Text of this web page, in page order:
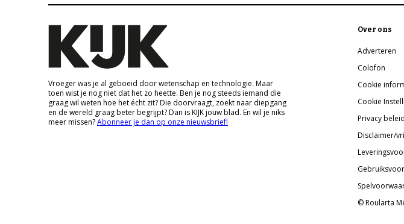
Vroeger was je al geboeid door wetenschap en technologie. Maar
toen wist je nog niet dat het zo heette. Ben je nog steeds iemand die
graag wil weten hoe het écht zit? Die doorvraagt, zoekt naar diepgang
en de wereld graag beter begrijpt? Dan is KIJK jouw blad. En wil je niks
meer missen?Abonneer je dan op onze nieuwsbrief!
Over ons
Adverteren
Colofon
Cookie
Cookie
Privacy beleid
Disclaimer/
© Roularta